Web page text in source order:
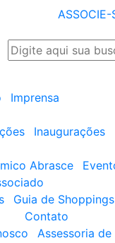
ASSOCIE-
Imprensa
Inaugurações
Abrasce
Guia de Shoppings
Contato
Assessoria de